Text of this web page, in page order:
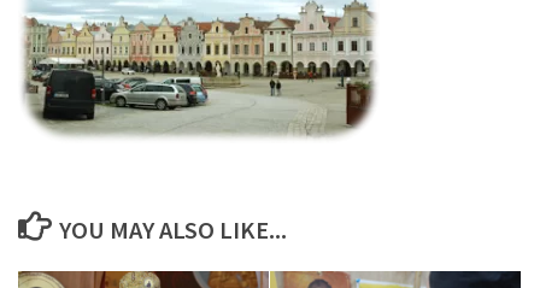
YOU MAY ALSO LIKE...